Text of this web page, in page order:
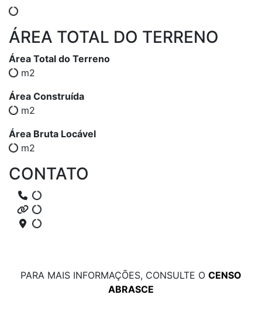
ÁREA TOTAL DO TERRENO
Área Total do Terreno
m2
Área Construída
m2
Área Bruta Locável
m2
CONTATO
PARA MAIS INFORMAÇÕES, CONSULTE O CENSO
ABRASCE